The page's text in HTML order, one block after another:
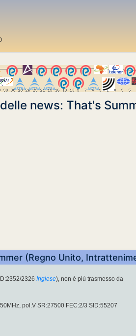
news: That's
(Regno Unito,
2326 Inglese), non è più trasmesso da
pol.V SR:27500 FEC:2/3 SID:55207